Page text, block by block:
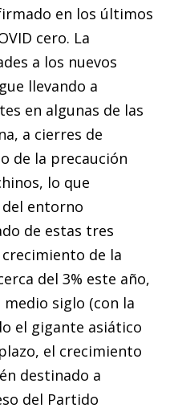
en los últimos
cero. La
a los nuevos
llevando a
en algunas de las
a cierres de
de la precaución
lo que
entorno
de estas tres
de la
del 3% este año,
siglo (con la
el gigante asiático
el crecimiento
destinado a
del Partido